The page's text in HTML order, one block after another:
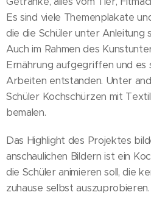
Es sind viele Themenplakate
die die Schüler unter Anleitung
Auch im Rahmen des
Ernährung aufgegriffen und es
Arbeiten entstanden. Unter
Schüler Kochschürzen mit
bemalen.
Das Highlight des Projektes
anschaulichen Bildern ist ein
die Schüler animieren soll, die
zuhause selbst auszuprobieren.